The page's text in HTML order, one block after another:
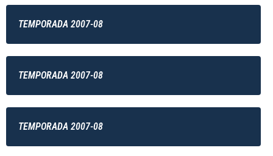
TEMPORADA 2007-08
TEMPORADA 2007-08
TEMPORADA 2007-08